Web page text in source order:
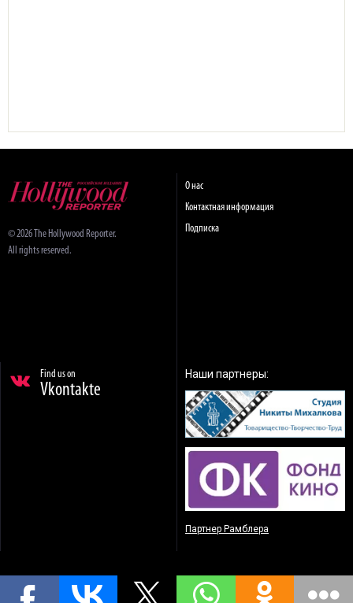
© 2026 The Hollywood Reporter.
All rights reserved.
О нас
Контактная информация
Подписка
Find us on
Vkontakte
Наши партнеры:
Партнер Рамблера